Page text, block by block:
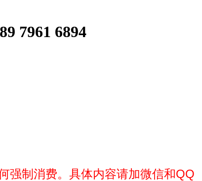
7961 6894
强制消费。 具体内容请加微信和QQ